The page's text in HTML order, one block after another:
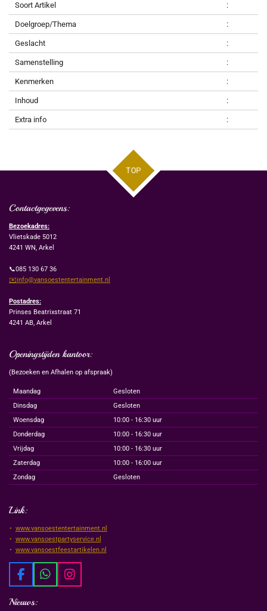
Soort Artikel :
Doelgroep/Thema :
Geslacht :
Samenstelling :
Kenmerken :
Inhoud :
Extra info :
TOP
Contactgegevens:
Bezoekadres:
Vlietskade 5012
4241 WN, Arkel
📞085 130 67 36
✉️info@vansoestentertainment.nl
Postadres:
Prinses Beatrixstraat 71
4241 AB, Arkel
Openingstijden kantoor:
(Bezoeken en Afhalen op afspraak)
Maandag
Gesloten
Dinsdag
Gesloten
Woensdag
10:00 - 16:30 uur
Donderdag
10:00 - 16:30 uur
Vrijdag
10:00 - 16:30 uur
Zaterdag
10:00 - 16:00 uur
Zondag
Gesloten
Link:
www.vansoestentertainment.nl
www.vansoestpartyservice.nl
www.vansoestfeestartikelen.nl
F
a
c
W
h
I
n
Nieuws: